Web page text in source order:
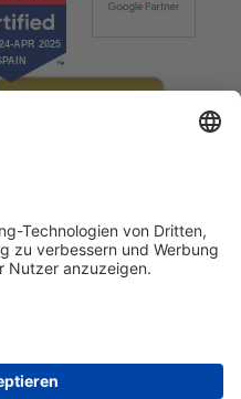
Deutschland GmbH